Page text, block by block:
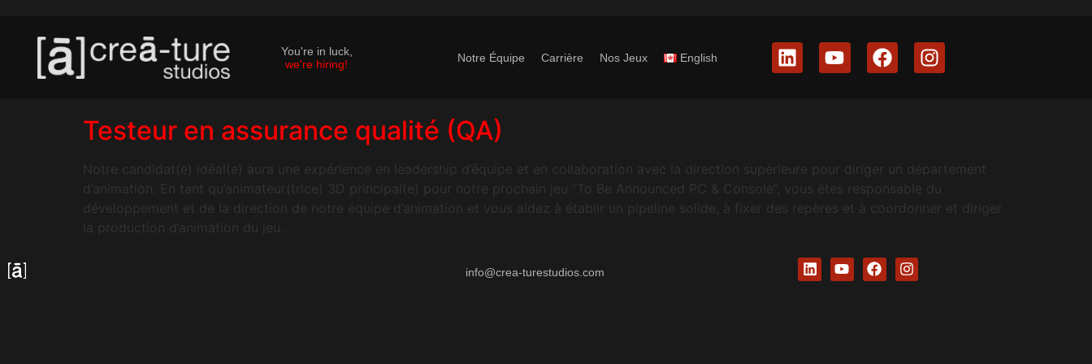
You're in luck,
we're hiring!
Notre Équipe Carrière Nos Jeux English
Testeur en assurance qualité (QA)
Notre candidat(e) idéal(e) aura une expérience en leadership d’équipe et en collaboration avec la direction supérieure pour diriger un département
d’animation. En tant qu’animateur(trice) 3D principal(e) pour notre prochain jeu “To Be Announced PC & Console”, vous êtes responsable du
développement et de la direction de notre équipe d’animation et vous aidez à établir un pipeline solide, à fixer des repères et à coordonner et diriger
la production d’animation du jeu.
info@crea-turestudios.com